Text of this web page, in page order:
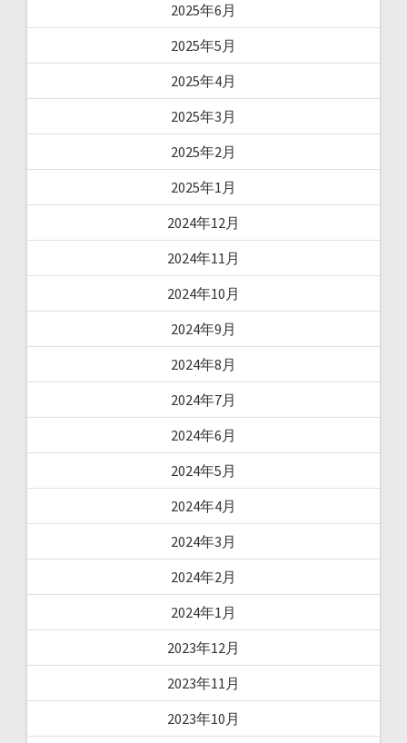
2025年6月
2025年5月
2025年4月
2025年3月
2025年2月
2025年1月
2024年12月
2024年11月
2024年10月
2024年9月
2024年8月
2024年7月
2024年6月
2024年5月
2024年4月
2024年3月
2024年2月
2024年1月
2023年12月
2023年11月
2023年10月